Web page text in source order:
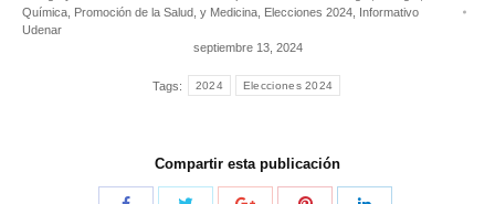
Química, Promoción de la Salud, y Medicina
Elecciones 2024
Informativo
Udenar
septiembre 13, 2024
Tags: 2024 Elecciones 2024
Compartir esta publicación